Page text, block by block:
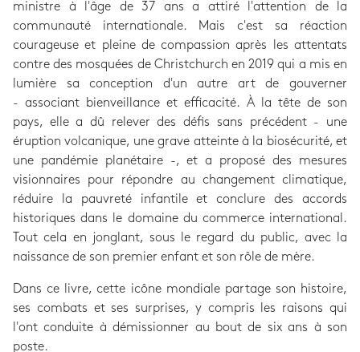
ministre à l'âge de 37 ans a attiré l'attention de la
communauté internationale. Mais c'est sa réaction
courageuse et pleine de compassion après les attentats
contre des mosquées de Christchurch en 2019 qui a mis en
lumière sa conception d'un autre art de gouverner
- associant bienveillance et efficacité. À la tête de son
pays, elle a dû relever des défis sans précédent - une
éruption volcanique, une grave atteinte à la biosécurité, et
une pandémie planétaire -, et a proposé des mesures
visionnaires pour répondre au changement climatique,
réduire la pauvreté infantile et conclure des accords
historiques dans le domaine du commerce international.
Tout cela en jonglant, sous le regard du public, avec la
naissance de son premier enfant et son rôle de mère.
Dans ce livre, cette icône mondiale partage son histoire,
ses combats et ses surprises, y compris les raisons qui
l'ont conduite à démissionner au bout de six ans à son
poste.